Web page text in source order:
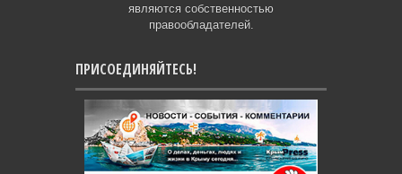
являются собственностью
правообладателей.
ПРИСОЕДИНЯЙТЕСЬ!